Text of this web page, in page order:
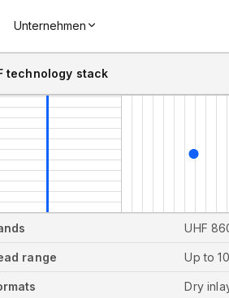
Unternehmen
technology stack
UHF
range Up to
Dry